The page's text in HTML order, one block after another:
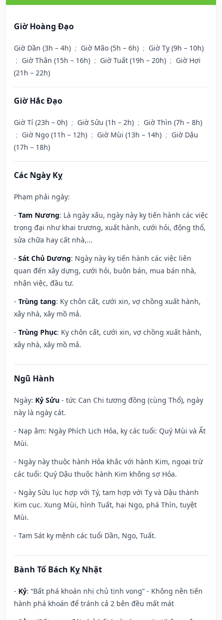
Giờ Hoàng Đạo
Giờ Dần (3h – 4h) ; Giờ Mão (5h – 6h) ; Giờ Tỵ (9h – 10h)
; Giờ Thân (15h – 16h) ; Giờ Tuất (19h – 20h) ; Giờ Hợi
(21h – 22h)
Giờ Hắc Đạo
Giờ Tí (23h – 0h) ; Giờ Sửu (1h – 2h) ; Giờ Thìn (7h – 8h)
; Giờ Ngọ (11h – 12h) ; Giờ Mùi (13h – 14h) ; Giờ Dậu
(17h – 18h)
Các Ngày Kỵ
Phạm phải ngày:
- Tam Nương: Là ngày xấu, ngày này kỵ tiến hành các việc
trọng đại như khai trương, xuất hành, cưới hỏi, động thổ,
sửa chữa hay cất nhà,...
- Sát Chủ Dương: Ngày này kỵ tiến hành các việc liên
quan đến xây dựng, cưới hỏi, buôn bán, mua bán nhà,
nhận việc, đầu tư.
- Trùng tang: Kỵ chôn cất, cưới xin, vợ chồng xuất hành,
xây nhà, xây mồ mả.
- Trùng Phục: Kỵ chôn cất, cưới xin, vợ chồng xuất hành,
xây nhà, xây mồ mả.
Ngũ Hành
Ngày: Kỷ Sửu - tức Can Chi tương đồng (cùng Thổ), ngày
này là ngày cát.
- Nạp âm: Ngày Phích Lịch Hỏa, kỵ các tuổi: Quý Mùi và Ất
Mùi.
- Ngày này thuộc hành Hỏa khắc với hành Kim, ngoại trừ
các tuổi: Quý Dậu thuộc hành Kim không sợ Hỏa.
- Ngày Sửu lục hợp với Tý, tam hợp với Tỵ và Dậu thành
Kim cục. Xung Mùi, hình Tuất, hại Ngọ, phá Thìn, tuyệt
Mùi.
- Tam Sát kỵ mệnh các tuổi Dần, Ngọ, Tuất.
Bành Tổ Bách Kỵ Nhật
- Kỷ: “Bất phá khoán nhị chủ tịnh vong” - Không nên tiến
hành phá khoán để tránh cả 2 bên đều mất mát